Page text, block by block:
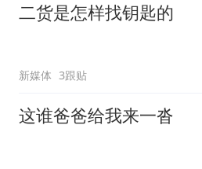
二货是怎样找钥匙的
新媒体 3跟贴
这谁爸爸给我来一沓